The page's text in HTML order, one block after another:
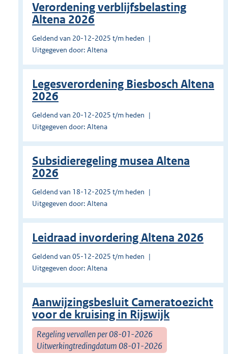
Verordening verblijfsbelasting
Altena 2026
Geldend van 20-12-2025 t/m heden
Uitgegeven door: Altena
Legesverordening Biesbosch Altena
2026
Geldend van 20-12-2025 t/m heden
Uitgegeven door: Altena
Subsidieregeling musea Altena
2026
Geldend van 18-12-2025 t/m heden
Uitgegeven door: Altena
Leidraad invordering Altena 2026
Geldend van 05-12-2025 t/m heden
Uitgegeven door: Altena
Aanwijzingsbesluit Cameratoezicht
voor de kruising in Rijswijk
Regeling vervallen per 08-01-2026
Uitwerkingtredingdatum 08-01-2026